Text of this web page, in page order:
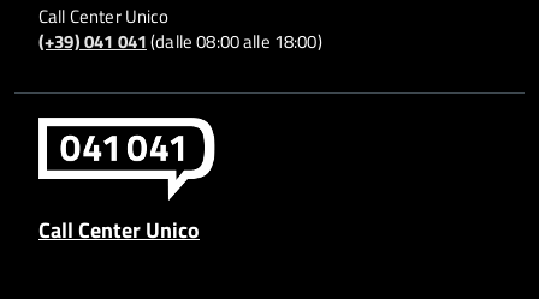
Call Center Unico
(+39) 041 041(dalle 08:00 alle 18:00)
Call Center Unico